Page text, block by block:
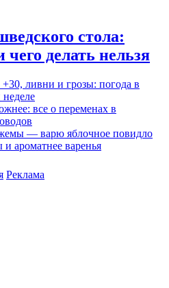
стола:
чего делать нельзя
ливни и грозы: погода в
все о переменах в
— варю яблочное повидло
ароматнее варенья
Реклама